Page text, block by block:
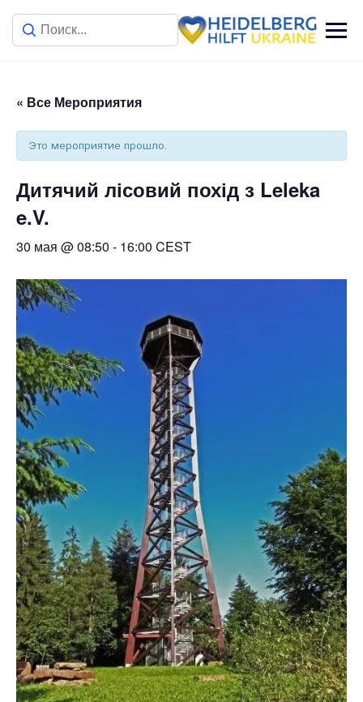
« Все Мероприятия
Это мероприятие прошло.
Дитячий лісовий похід з Leleka
e.V.
30 мая @ 08:50 - 16:00 CEST